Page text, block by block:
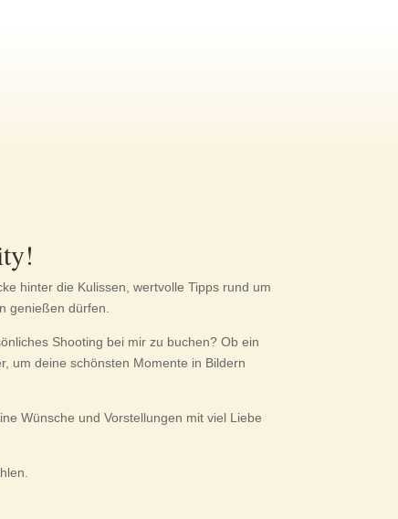
hinter die Kulissen, wertvolle Tipps rund um
genießen dürfen.
Shooting bei mir zu buchen? Ob ein
um deine schönsten Momente in Bildern
Wünsche und Vorstellungen mit viel Liebe